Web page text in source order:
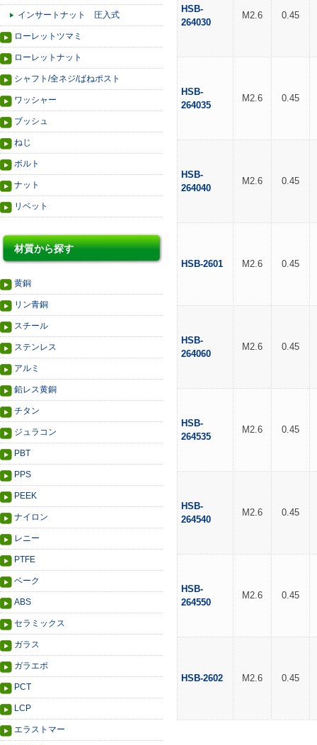
インサートナット 圧入式
ローレットツマミ
ローレットナット
シャフト/全ネジ/ばねポスト
ワッシャー
ブッシュ
ねじ
ボルト
ナット
リベット
材質から探す
黄銅
リン青銅
スチール
ステンレス
アルミ
鉛レス黄銅
チタン
ジュラコン
PBT
PPS
PEEK
ナイロン
レニー
PTFE
ベーク
ABS
セラミックス
ガラス
ガラエポ
PCT
LCP
エラストマー
HSB-
264030
M2.6 0.45
HSB-
264035
M2.6 0.45
HSB-
264040
M2.6 0.45
HSB-2601 M2.6 0.45
HSB-
264060
M2.6 0.45
HSB-
264535
M2.6 0.45
HSB-
264540
M2.6 0.45
HSB-
264550
M2.6 0.45
HSB-2602 M2.6 0.45